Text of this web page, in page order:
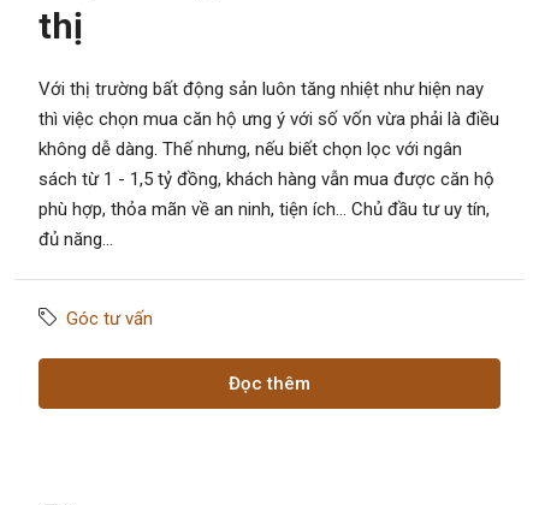
thị
Với thị trường bất động sản luôn tăng nhiệt như hiện nay
thì việc chọn mua căn hộ ưng ý với số vốn vừa phải là điều
không dễ dàng. Thế nhưng, nếu biết chọn lọc với ngân
sách từ 1 - 1,5 tỷ đồng, khách hàng vẫn mua được căn hộ
phù hợp, thỏa mãn về an ninh, tiện ích… Chủ đầu tư uy tín,
đủ năng...
Góc tư vấn
Đọc thêm